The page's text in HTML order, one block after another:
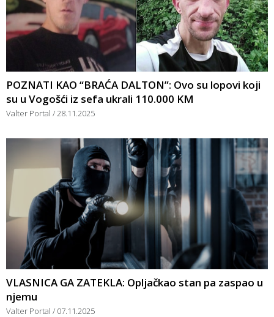
POZNATI KAO “BRAĆA DALTON”: Ovo su lopovi koji
su u Vogošći iz sefa ukrali 110.000 KM
Valter Portal 28.11.2025
VLASNICA GA ZATEKLA: Opljačkao stan pa zaspao u
njemu
Valter Portal 07.11.2025